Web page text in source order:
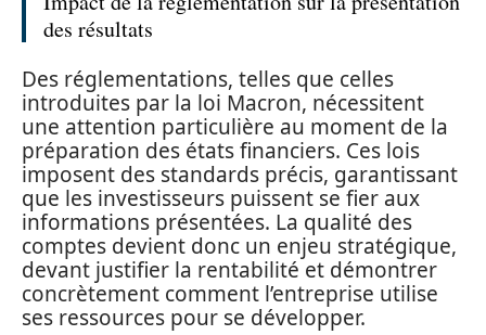
des résultats
Des réglementations, telles que celles
introduites par la loi Macron, nécessitent
une attention particulière au moment de la
préparation des états financiers. Ces lois
imposent des standards précis, garantissant
que les investisseurs puissent se fier aux
informations présentées. La qualité des
comptes devient donc un enjeu stratégique,
devant justifier la rentabilité et démontrer
concrètement comment l’entreprise utilise
ses ressources pour se développer.